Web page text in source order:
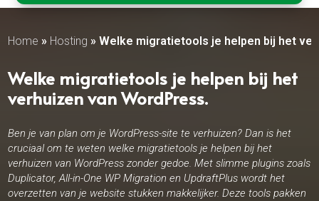
Home » Hosting »Welke migratietools je helpen bij het
Welke migratietools je helpen bij het
verhuizen van WordPress.​
Ben je van plan om je WordPress-site te verhuizen? Dan is het
cruciaal om te weten welke migratietools je helpen bij het
verhuizen van WordPress zonder gedoe. Met slimme plugins zoals
Duplicator, All-in-One WP Migration en UpdraftPlus wordt het
overzetten van je website stukken makkelijker. Deze tools pakken